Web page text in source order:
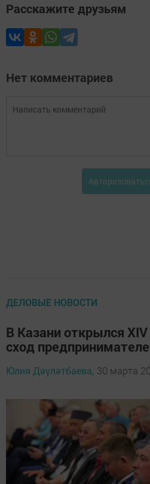
Расскажите друзьям
Нет комментариев
ДЕЛОВЫЕ НОВОСТИ
В Казани открылся XIV
сход
Юлия Дәүләтбаева, 30 марта